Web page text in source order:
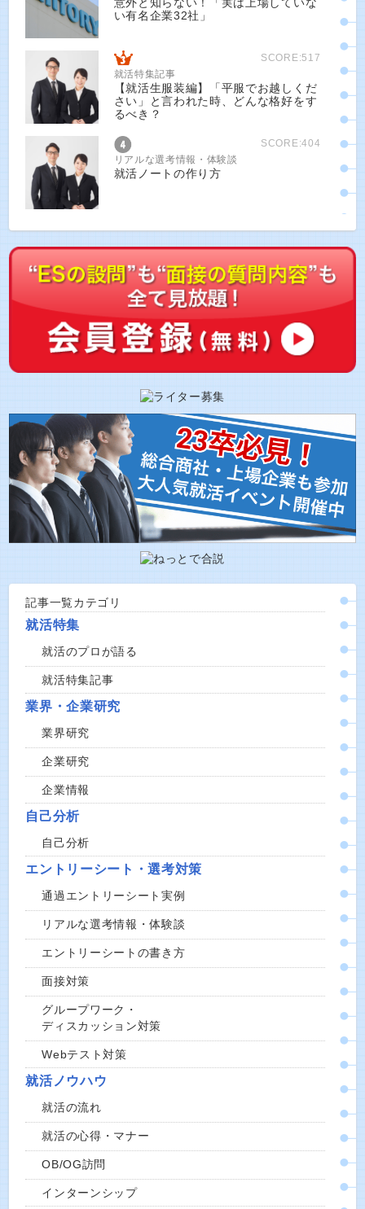
意外と知らない！「実は上場していな
い有名企業32社」
SCORE:517
就活特集記事
【就活生服装編】「平服でお越しくだ
さい」と言われた時、どんな格好をす
るべき？
SCORE:404
リアルな選考情報・体験談
就活ノートの作り方
記事一覧カテゴリ
就活特集
就活のプロが語る
就活特集記事
業界・企業研究
業界研究
企業研究
企業情報
自己分析
自己分析
エントリーシート・選考対策
通過エントリーシート実例
リアルな選考情報・体験談
エントリーシートの書き方
面接対策
グループワーク・
ディスカッション対策
Webテスト対策
就活ノウハウ
就活の流れ
就活の心得・マナー
OB/OG訪問
インターンシップ